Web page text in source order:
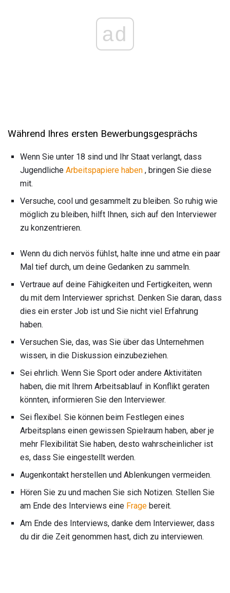
ad
Während Ihres ersten Bewerbungsgesprächs
Wenn Sie unter 18 sind und Ihr Staat verlangt, dass
Jugendliche Arbeitspapiere haben , bringen Sie diese
mit.
Versuche, cool und gesammelt zu bleiben. So ruhig wie
möglich zu bleiben, hilft Ihnen, sich auf den Interviewer
zu konzentrieren.
Wenn du dich nervös fühlst, halte inne und atme ein paar
Mal tief durch, um deine Gedanken zu sammeln.
Vertraue auf deine Fähigkeiten und Fertigkeiten, wenn
du mit dem Interviewer sprichst. Denken Sie daran, dass
dies ein erster Job ist und Sie nicht viel Erfahrung
haben.
Versuchen Sie, das, was Sie über das Unternehmen
wissen, in die Diskussion einzubeziehen.
Sei ehrlich. Wenn Sie Sport oder andere Aktivitäten
haben, die mit Ihrem Arbeitsablauf in Konflikt geraten
könnten, informieren Sie den Interviewer.
Sei flexibel. Sie können beim Festlegen eines
Arbeitsplans einen gewissen Spielraum haben, aber je
mehr Flexibilität Sie haben, desto wahrscheinlicher ist
es, dass Sie eingestellt werden.
Augenkontakt herstellen und Ablenkungen vermeiden.
Hören Sie zu und machen Sie sich Notizen. Stellen Sie
am Ende des Interviews eine Frage bereit.
Am Ende des Interviews, danke dem Interviewer, dass
du dir die Zeit genommen hast, dich zu interviewen.